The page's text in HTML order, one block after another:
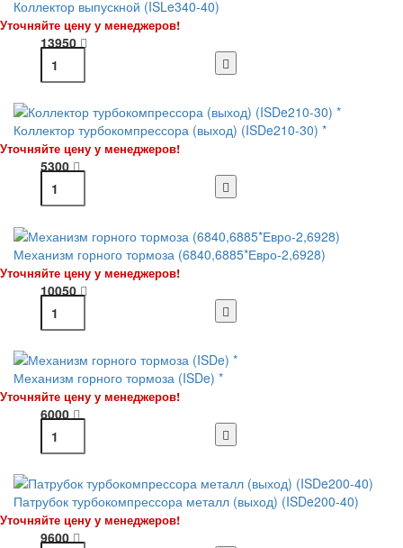
Коллектор выпускной (ISLe340-40)
Уточняйте цену у менеджеров!
13950
Коллектор турбокомпрессора (выход) (ISDe210-30) *
Уточняйте цену у менеджеров!
5300
Механизм горного тормоза (6840,6885*Евро-2,6928)
Уточняйте цену у менеджеров!
10050
Механизм горного тормоза (ISDe) *
Уточняйте цену у менеджеров!
6000
Патрубок турбокомпрессора металл (выход) (ISDe200-40)
Уточняйте цену у менеджеров!
9600